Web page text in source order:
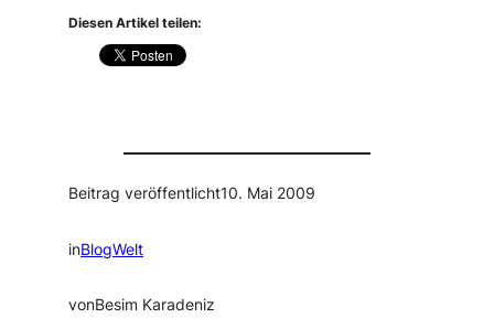
Diesen Artikel teilen:
Beitrag veröffentlicht10. Mai 2009
inBlogWelt
vonBesim Karadeniz